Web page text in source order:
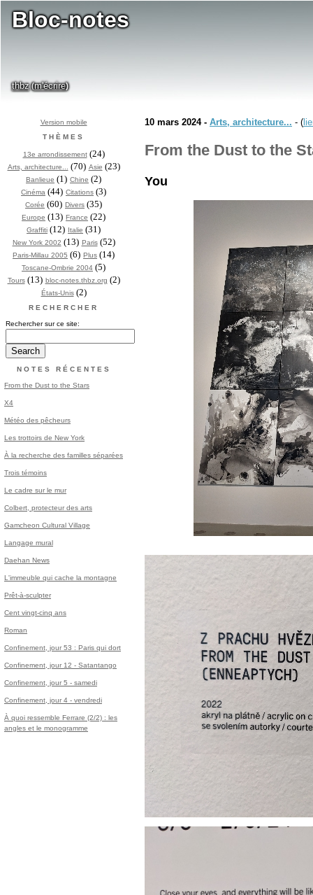
Bloc-notes
thbz(m'écrire)
Version mobile
THÈMES
13e arrondissement(24)
Arts, architecture... (70) Asie (23)
Banlieue (1) Chine (2)
Cinéma (44) Citations (3)
Corée (60) Divers (35)
Europe (13) France (22)
Graffiti (12) Italie (31)
New York 2002 (13) Paris(52)
Paris-Millau 2005 (6) Plus (14)
Toscane-Ombrie 2004 (5)
Tours(13) bloc-notes.thbz.org (2)
États-Unis(2)
RECHERCHER
Rechercher sur ce site:
NOTES RÉCENTES
From the Dust to the Stars
X4
Météo des pêcheurs
Les trottoirs de New York
À la recherche des familles séparées
Trois témoins
Le cadre sur le mur
Colbert, protecteur des arts
Gamcheon Cultural Village
Langage mural
Daehan News
L'immeuble qui cache la montagne
Prêt-à-sculpter
Cent vingt-cinq ans
Roman
Confinement, jour 53 : Paris qui dort
Confinement, jour 12 - Satantango
Confinement, jour 5 - samedi
Confinement, jour 4 - vendredi
À quoi ressemble Ferrare (2/2) : les
angles et le monogramme
10 mars 2024 - Arts, architecture... - (
From the Dust to the
You